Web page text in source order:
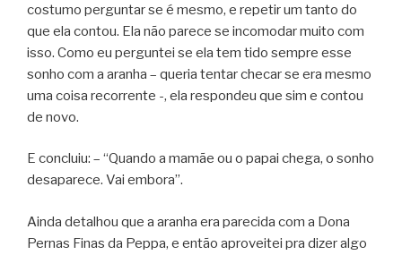
costumo perguntar se é mesmo, e repetir um tanto do
que ela contou. Ela não parece se incomodar muito com
isso. Como eu perguntei se ela tem tido sempre esse
sonho com a aranha – queria tentar checar se era mesmo
uma coisa recorrente -, ela respondeu que sim e contou
de novo.
E concluiu: – “Quando a mamãe ou o papai chega, o sonho
desaparece. Vai embora”.
Ainda detalhou que a aranha era parecida com a Dona
Pernas Finas da Peppa, e então aproveitei pra dizer algo